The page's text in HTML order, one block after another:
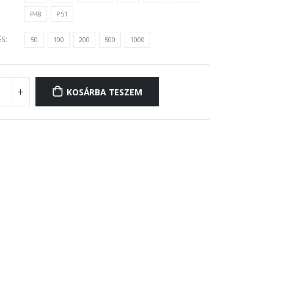
P48 P51
50 100 200 500 1000
KOSÁRBA TESZEM